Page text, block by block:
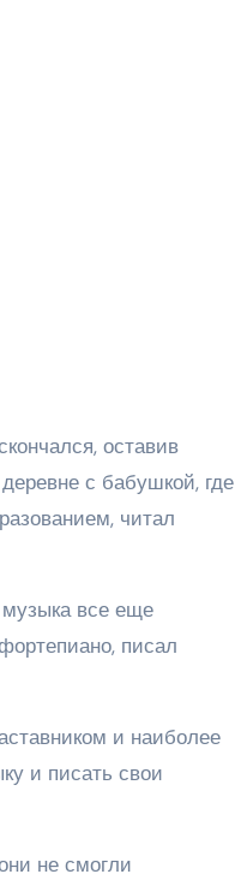
оставив
с бабушкой, где
читал
музыка все еще
писал
и наиболее
и писать свои
не смогли